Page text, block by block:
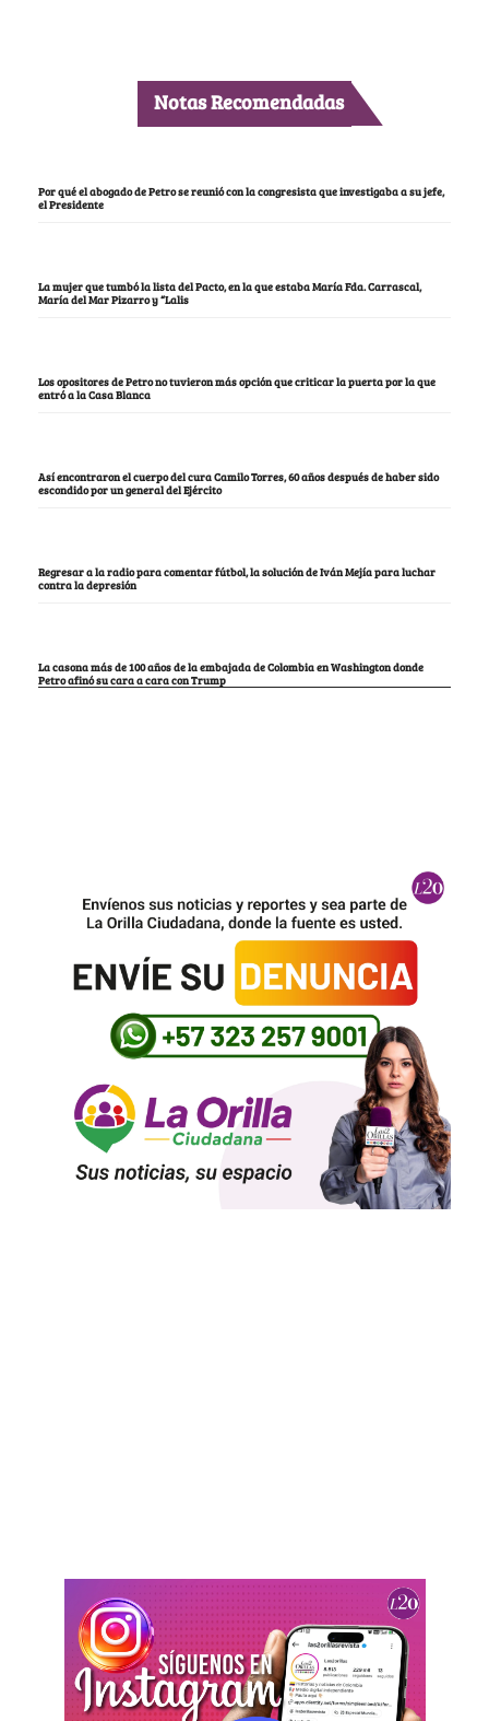
Notas Recomendadas
Por qué el abogado de Petro se reunió con la congresista que investigaba a su jefe,
el Presidente
La mujer que tumbó la lista del Pacto, en la que estaba María Fda. Carrascal,
María del Mar Pizarro y “Lalis
Los opositores de Petro no tuvieron más opción que criticar la puerta por la que
entró a la Casa Blanca
Así encontraron el cuerpo del cura Camilo Torres, 60 años después de haber sido
escondido por un general del Ejército
Regresar a la radio para comentar fútbol, la solución de Iván Mejía para luchar
contra la depresión
La casona más de 100 años de la embajada de Colombia en Washington donde
Petro afinó su cara a cara con Trump